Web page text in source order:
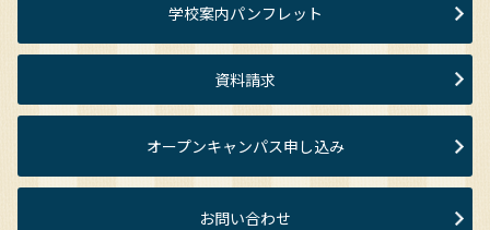
学校案内パンフレット
資料請求
オープンキャンパス申し込み
お問い合わせ